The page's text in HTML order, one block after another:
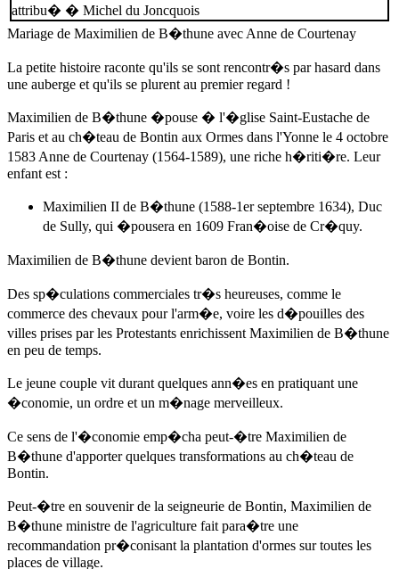
Mariage de Maximilien de B�thune avec Anne de Courtenay
La petite histoire raconte qu'ils se sont rencontr�s par hasard dans
une auberge et qu'ils se plurent au premier regard !
Maximilien de B�thune �pouse � l'�glise Saint-Eustache de
Paris et au ch�teau de Bontin aux Ormes dans l'Yonne le 4 octobre
1583 Anne de Courtenay (1564-1589), une riche h�riti�re. Leur
enfant est :
Maximilien II de B�thune (1588-1er septembre 1634), Duc
de Sully, qui �pousera en 1609 Fran�oise de Cr�quy.
Maximilien de B�thune devient baron de Bontin.
Des sp�culations commerciales tr�s heureuses, comme le
commerce des chevaux pour l'arm�e, voire les d�pouilles des
villes prises par les Protestants enrichissent Maximilien de B�thune
en peu de temps.
Le jeune couple vit durant quelques ann�es en pratiquant une
�conomie, un ordre et un m�nage merveilleux.
Ce sens de l'�conomie emp�cha peut-�tre Maximilien de
B�thune d'apporter quelques transformations au ch�teau de
Bontin.
Peut-�tre en souvenir de la seigneurie de Bontin, Maximilien de
B�thune ministre de l'agriculture fait para�tre une
recommandation pr�conisant la plantation d'ormes sur toutes les
places de village.